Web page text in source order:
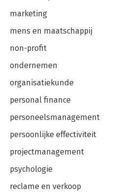
marketing
mens en maatschappij
non-profit
ondernemen
organisatiekunde
personal finance
personeelsmanagement
persoonlijke effectiviteit
projectmanagement
psychologie
reclame en verkoop